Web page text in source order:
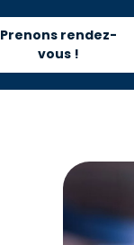
Prenons rendez-
vous !